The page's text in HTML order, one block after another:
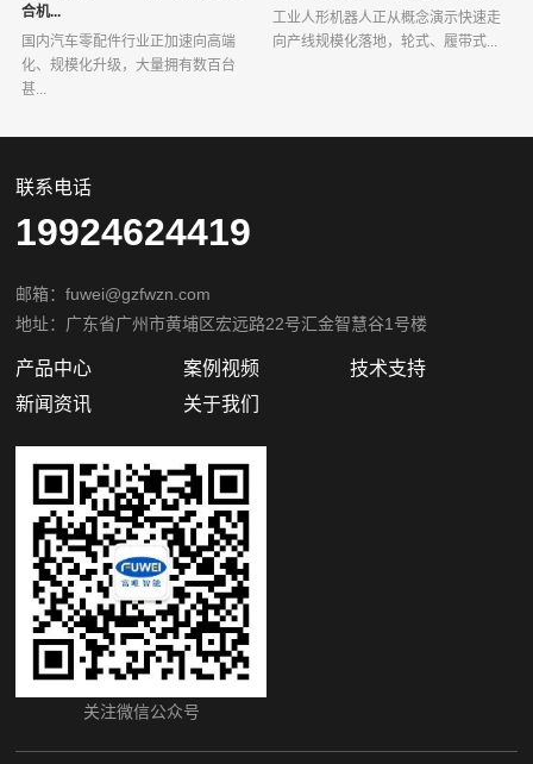
合机...
国内汽车零配件行业正加速向高端
化、规模化升级，大量拥有数百台
甚...
工业人形机器人正从概念演示快速走
向产线规模化落地，轮式、履带式...
联系电话
19924624419
邮箱：fuwei@gzfwzn.com
地址：广东省广州市黄埔区宏远路22号汇金智慧谷1号楼
产品中心 案例视频
技术支持
新闻资讯
关于我们
关注微信公众号